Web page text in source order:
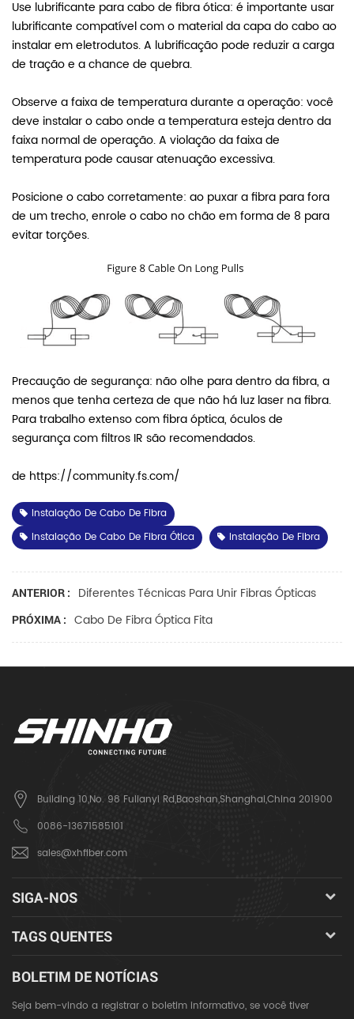
Use lubrificante para cabo de fibra ótica: é importante usar
lubrificante compatível com o material da capa do cabo ao
instalar em eletrodutos. A lubrificação pode reduzir a carga
de tração e a chance de quebra.
Observe a faixa de temperatura durante a operação: você
deve instalar o cabo onde a temperatura esteja dentro da
faixa normal de operação. A violação da faixa de
temperatura pode causar atenuação excessiva.
Posicione o cabo corretamente: ao puxar a fibra para fora
de um trecho, enrole o cabo no chão em forma de 8 para
evitar torções.
Precaução de segurança: não olhe para dentro da fibra, a
menos que tenha certeza de que não há luz laser na fibra.
Para trabalho extenso com fibra óptica, óculos de
segurança com filtros IR são recomendados.
de https://community.fs.com/
Instalação De Cabo De Fibra
Instalação De Cabo De Fibra Ótica
Instalação De Fibra
ANTERIOR : Diferentes Técnicas Para Unir Fibras Ópticas
PRÓXIMA : Cabo De Fibra Óptica Fita
Building 10,No. 98 Fulianyi Rd,Baoshan,Shanghai,China 201900
0086-13671585101
sales@xhfiber.com
SIGA-NOS
TAGS QUENTES
BOLETIM DE NOTÍCIAS
Seja bem-vindo a registrar o boletim informativo, se você tiver